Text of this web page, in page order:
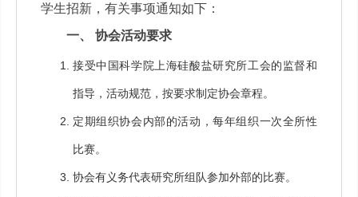
学生招新，有关事项通知如下 ：
一、 协会活动要求
接受中国科学院上海硅酸盐研究所工会的监督和
指导，活动规范，按要求制定协会章程。
定期组织协会内部的活动，每年组织一次全所性
比赛。
协会有义务代表研究所组队参加外部的比赛。